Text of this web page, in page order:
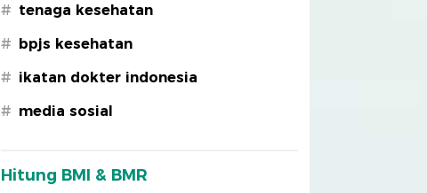
# tenaga kesehatan
# bpjs kesehatan
# ikatan dokter indonesia
# media sosial
Hitung BMI & BMR